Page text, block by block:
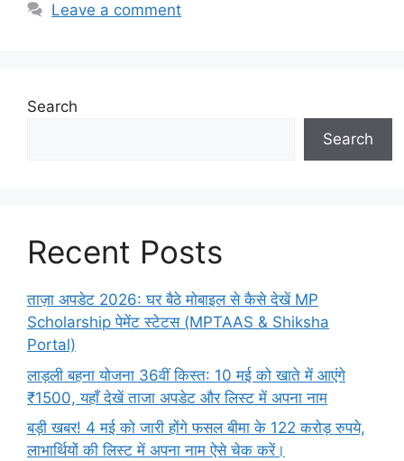
Leave a comment
Search
Search
Recent Posts
ताज़ा अपडेट 2026: घर बैठे मोबाइल से कैसे देखें MP
Scholarship पेमेंट स्टेटस (MPTAAS & Shiksha
Portal)
लाड़ली बहना योजना 36वीं किस्त: 10 मई को खाते में आएंगे
₹1500, यहाँ देखें ताजा अपडेट और लिस्ट में अपना नाम
बड़ी खबर! 4 मई को जारी होंगे फसल बीमा के 122 करोड़ रुपये,
लाभार्थियों की लिस्ट में अपना नाम ऐसे चेक करें।